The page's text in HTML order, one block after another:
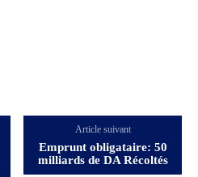
Article suivant
Emprunt obligataire: 50
milliards de DA Récoltés